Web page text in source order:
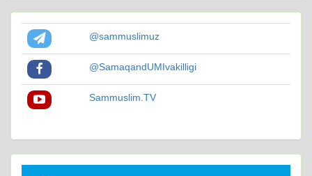
@sammuslimuz
@SamaqandUMIvakilligi
Sammuslim.TV